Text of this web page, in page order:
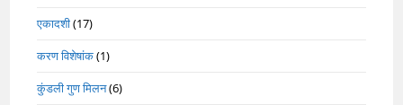
एकादशी(17)
करण विशेषांक(1)
कुंडली गुण मिलन(6)